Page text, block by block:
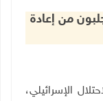
من إعادة
الإسرائيلي،